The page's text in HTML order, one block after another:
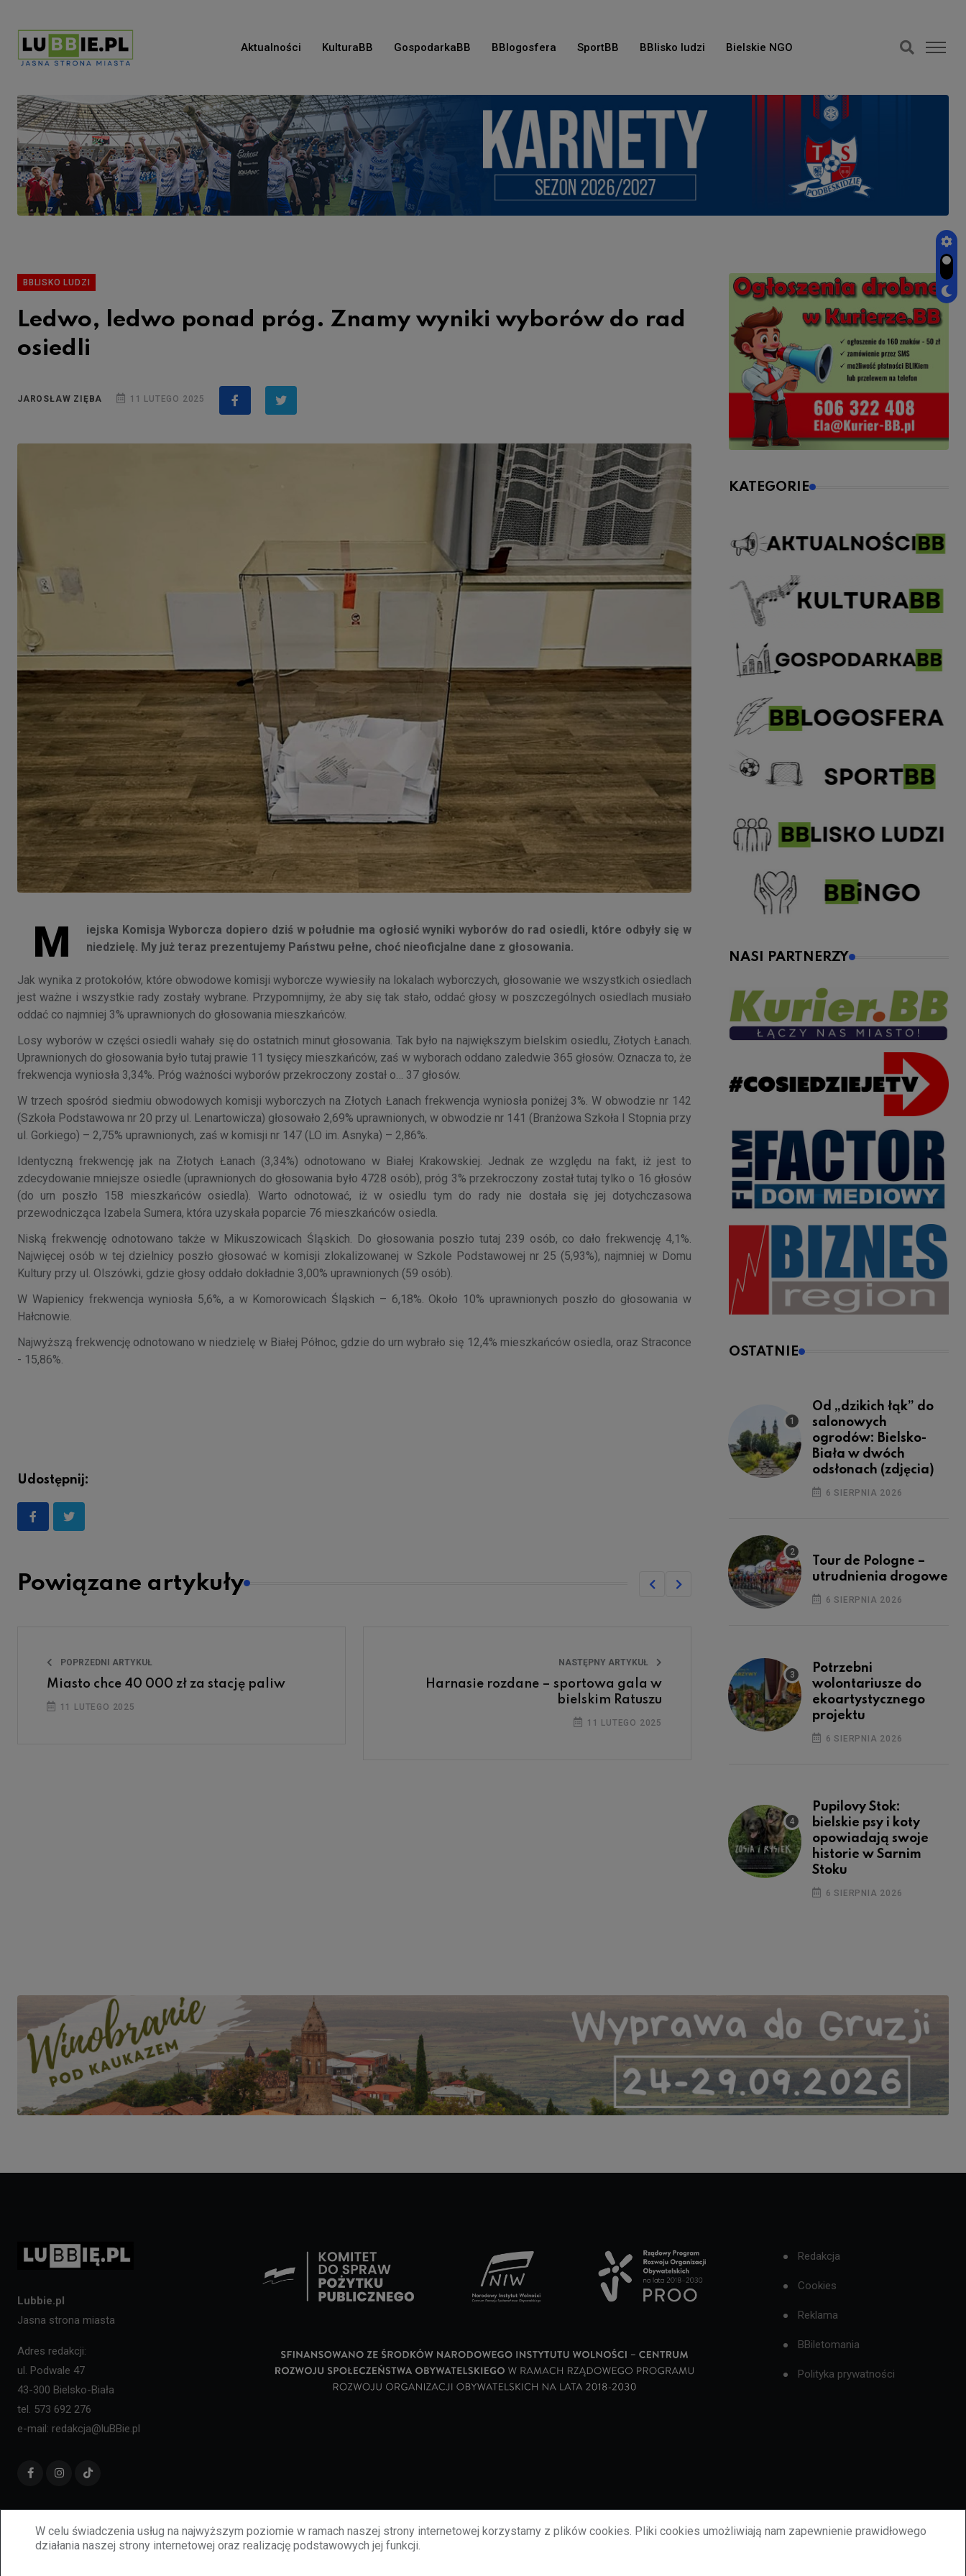
W celu świadczenia usług na najwyższym poziomie w ramach naszej strony internetowej korzystamy z plików cookies. Pliki cookies umożliwiają nam zapewnienie prawidłowego
działania naszej strony internetowej oraz realizację podstawowych jej funkcji.
Aktualności KulturaBB GospodarkaBB BBlogosfera SportBB BBlisko ludzi Bielskie NGO
BBLISKO LUDZI
Ledwo, ledwo ponad próg. Znamy wyniki wyborów do rad
osiedli
JAROSŁAW ZIĘBA 11 LUTEGO 2025
M
iejska Komisja Wyborcza dopiero dziś w południe ma ogłosić wyniki wyborów do rad osiedli, które odbyły się w
niedzielę. My już teraz prezentujemy Państwu pełne, choć nieoficjalne dane z głosowania.
Jak wynika z protokołów, które obwodowe komisji wyborcze wywiesiły na lokalach wyborczych, głosowanie we wszystkich osiedlach
jest ważne i wszystkie rady zostały wybrane. Przypomnijmy, że aby się tak stało, oddać głosy w poszczególnych osiedlach musiało
oddać co najmniej 3% uprawnionych do głosowania mieszkańców.
Losy wyborów w części osiedli wahały się do ostatnich minut głosowania. Tak było na największym bielskim osiedlu, Złotych Łanach.
Uprawnionych do głosowania było tutaj prawie 11 tysięcy mieszkańców, zaś w wyborach oddano zaledwie 365 głosów. Oznacza to, że
frekwencja wyniosła 3,34%. Próg ważności wyborów przekroczony został o… 37 głosów.
W trzech spośród siedmiu obwodowych komisji wyborczych na Złotych Łanach frekwencja wyniosła poniżej 3%. W obwodzie nr 142
(Szkoła Podstawowa nr 20 przy ul. Lenartowicza) głosowało 2,69% uprawnionych, w obwodzie nr 141 (Branżowa Szkoła I Stopnia przy
ul. Gorkiego) – 2,75% uprawnionych, zaś w komisji nr 147 (LO im. Asnyka) – 2,86%.
Identyczną frekwencję jak na Złotych Łanach (3,34%) odnotowano w Białej Krakowskiej. Jednak ze względu na fakt, iż jest to
zdecydowanie mniejsze osiedle (uprawnionych do głosowania było 4728 osób), próg 3% przekroczony został tutaj tylko o 16 głosów
(do urn poszło 158 mieszkańców osiedla). Warto odnotować, iż w osiedlu tym do rady nie dostała się jej dotychczasowa
przewodnicząca Izabela Sumera, która uzyskała poparcie 76 mieszkańców osiedla.
Niską frekwencję odnotowano także w Mikuszowicach Śląskich. Do głosowania poszło tutaj 239 osób, co dało frekwencję 4,1%.
Najwięcej osób w tej dzielnicy poszło głosować w komisji zlokalizowanej w Szkole Podstawowej nr 25 (5,93%), najmniej w Domu
Kultury przy ul. Olszówki, gdzie głosy oddało dokładnie 3,00% uprawnionych (59 osób).
W Wapienicy frekwencja wyniosła 5,6%, a w Komorowicach Śląskich – 6,18%. Około 10% uprawnionych poszło do głosowania w
Hałcnowie.
Najwyższą frekwencję odnotowano w niedzielę w Białej Północ, gdzie do urn wybrało się 12,4% mieszkańców osiedla, oraz Straconce
- 15,86%.
Udostępnij:
Powiązane artykuły
POPRZEDNI ARTYKUŁ
Miasto chce 40 000 zł za stację paliw
11 LUTEGO 2025
NASTĘPNY ARTYKUŁ
Harnasie rozdane – sportowa gala w
bielskim Ratuszu
11 LUTEGO 2025
KATEGORIE
NASI PARTNERZY
OSTATNIE
Od „dzikich łąk” do
salonowych
ogrodów: Bielsko-
Biała w dwóch
odsłonach (zdjęcia)
6 SIERPNIA 2026
Tour de Pologne –
utrudnienia drogowe
6 SIERPNIA 2026
Potrzebni
wolontariusze do
ekoartystycznego
projektu
6 SIERPNIA 2026
Pupilovy Stok:
bielskie psy i koty
opowiadają swoje
historie w Sarnim
Stoku
6 SIERPNIA 2026
Lubbie.pl
Jasna strona miasta
Adres redakcji:
ul. Podwale 47
43-300 Bielsko-Biała
tel. 573 692 276
e-mail: redakcja@luBBie.pl
Redakcja
Cookies
Reklama
BBiletomania
Polityka prywatności